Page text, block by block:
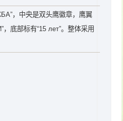
，中央是双头鹰徽章，鹰翼
部标有“15 лет”。整体采用